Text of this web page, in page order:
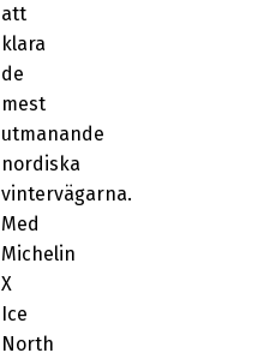
att
klara
de
mest
utmanande
nordiska
vintervägarna.
Med
Michelin
X
Ice
North